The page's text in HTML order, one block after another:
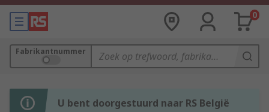
0
Fabrikantnummer
U bent doorgestuurd naar RS België